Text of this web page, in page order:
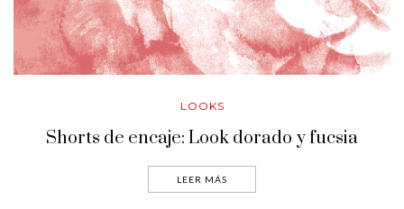
LOOKS
Shorts de encaje: Look dorado y fucsia
LEER MÁS